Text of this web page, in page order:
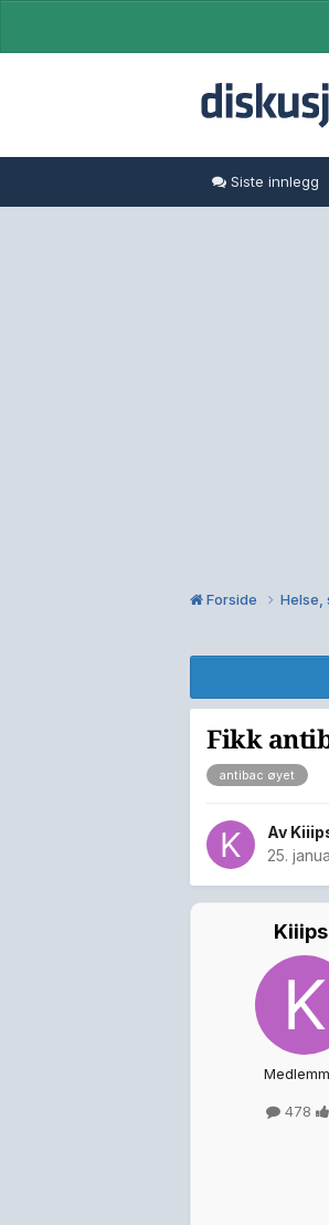
Siste innlegg
Forside Helse,
Fikk
antibac øyet
Av
25.
Kiiips
478